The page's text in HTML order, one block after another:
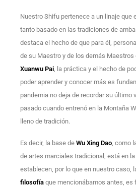
Nuestro Shifu pertenece a un linaje que
tanto basado en las tradiciones de
destaca el hecho de que para él,
de su Maestro y de los demás Maestros
Xuanwu Pai, la práctica y el hecho de
poder aprender y conocer más es
pandemia no deja de recordar su último
pasado cuando entrenó en la Montaña
lleno de tradición.
Es decir, la base de Wu Xing Dao, como
de artes marciales tradicional, está en
establecen, por lo que en nuestro caso,
filosofía que mencionábamos antes, es